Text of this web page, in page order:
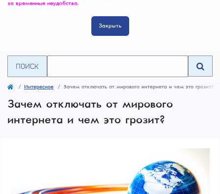
за временные неудобства.
Закрыть
ПОИСК
Интересное Зачем отключать от мирового интернета и чем это грозит?
Зачем отключать от мирового
интернета и чем это грозит?